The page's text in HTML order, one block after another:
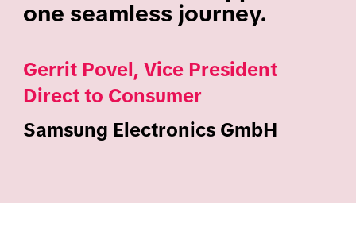
one seamless journey.
Gerrit Povel, Vice President
Direct to Consumer
Samsung Electronics GmbH